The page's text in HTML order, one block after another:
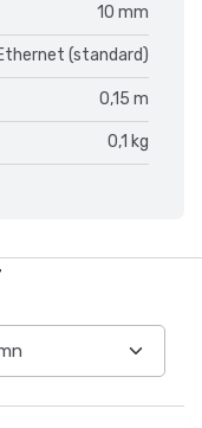
10 mm
(standard)
0,15 m
0,1 kg